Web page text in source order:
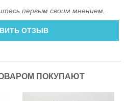
первым своим мнением.
ОТЗЫВ
ПОКУПАЮТ